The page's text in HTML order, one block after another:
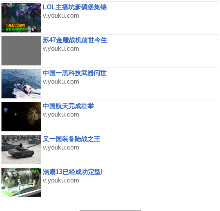
LOL主播坑爹碉堡集锦
v.youku.com
苏47金雕战机前世今生
v.youku.com
中国一黑科技武器问世
v.youku.com
中国航天完成壮举
v.youku.com
又一国装备陆战之王
v.youku.com
涡扇13已经成功定型!
v.youku.com